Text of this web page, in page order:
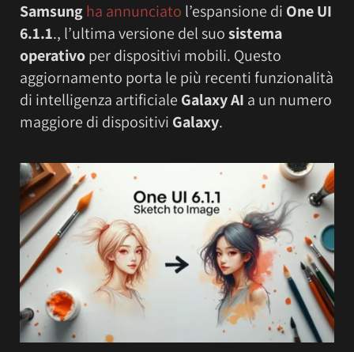
Samsungha annunciato l’espansione di One UI
6.1.1., l’ultima versione del suosistema
operativoper dispositivi mobili. Questo
aggiornamento porta le più recenti funzionalità
di intelligenza artificiale Galaxy AI a un numero
maggiore di dispositivi Galaxy.